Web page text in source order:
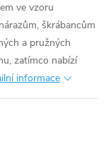
ve vzoru
škrábancům
a pružných
zatímco nabízí
informace